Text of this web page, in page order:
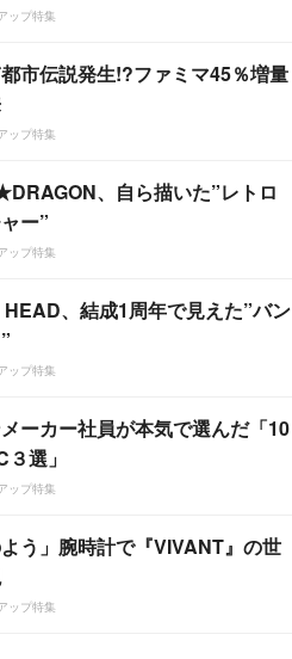
ップ特集
市伝説発生!?ファミマ45％増量
ップ特集
、自ら描いた”レトロ
ー”
ップ特集
、結成1周年で見えた”バン
ップ特集
ーカー社員が本気で選んだ「10
選」
ップ特集
よう」腕時計で『VIVANT』の世
ップ特集